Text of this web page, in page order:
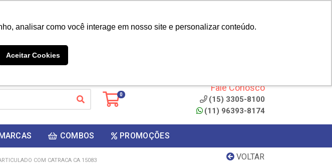
analisar como você interage em nosso site e personalizar conteúdo.
Aceitar Cookies
0
Fale Conosco
(15) 3305-8100
(11) 96393-8174
COMBOS PROMOÇÕES
VOLTAR
COM CATRACA CA 15083